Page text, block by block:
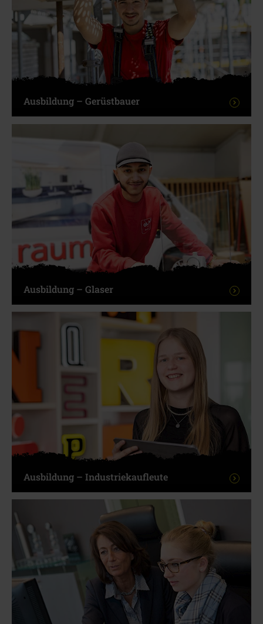
Ausbildung – Gerüstbauer
Ausbildung – Glaser
Ausbildung – Industriekaufleute